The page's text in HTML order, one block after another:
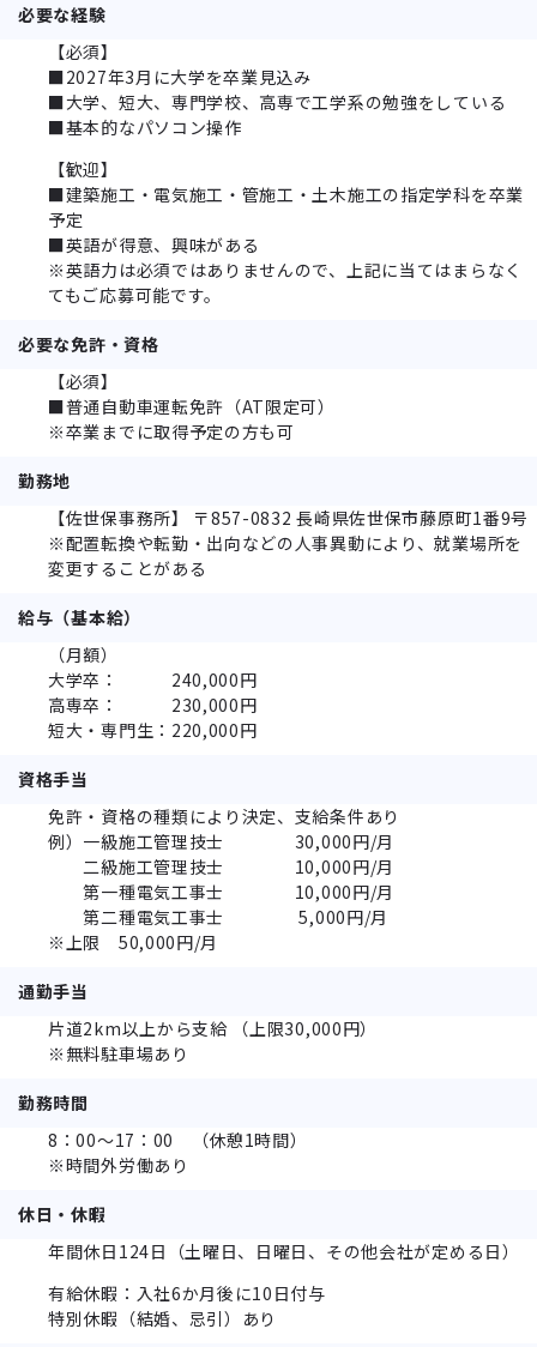
必要な経験
【必須】
■2027年3月に大学を卒業見込み
■大学、短大、専門学校、高専で工学系の勉強をしている
■基本的なパソコン操作
【歓迎】
■建築施工・電気施工・管施工・土木施工の指定学科を卒業
予定
■英語が得意、興味がある
※英語力は必須ではありませんので、上記に当てはまらなく
てもご応募可能です。
必要な免許・資格
【必須】
■普通自動車運転免許（AT限定可）
※卒業までに取得予定の方も可
勤務地
【佐世保事務所】 〒857-0832 長崎県佐世保市藤原町1番9号
※配置転換や転勤・出向などの人事異動により、就業場所を
変更することがある
給与（基本給）
（月額）
大学卒： 240,000円
高専卒： 230,000円
短大・専門生：220,000円
資格手当
免許・資格の種類により決定、支給条件あり
例）一級施工管理技士 30,000円/月
二級施工管理技士 10,000円/月
第一種電気工事士 10,000円/月
第二種電気工事士 5,000円/月
※上限 50,000円/月
通勤手当
片道2km以上から支給 （上限30,000円）
※無料駐車場あり
勤務時間
8：00～17：00 （休憩1時間）
※時間外労働あり
休日・休暇
年間休日124日（土曜日、日曜日、その他会社が定める日）
有給休暇：入社6か月後に10日付与
特別休暇（結婚、忌引）あり